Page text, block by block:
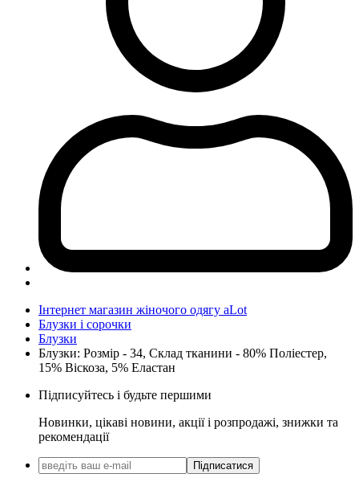
Інтернет магазин жіночого одягу aLot
Блузки і сорочки
Блузки
Блузки: Розмір - 34, Склад тканини - 80% Поліестер,
15% Віскоза, 5% Еластан
Підписуйтесь і будьте першими
Новинки, цікаві новини, акції і розпродажі, знижки та
рекомендації
Підписатися